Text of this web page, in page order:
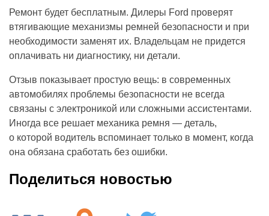
Ремонт будет бесплатным. Дилеры Ford проверят
втягивающие механизмы ремней безопасности и при
необходимости заменят их. Владельцам не придется
оплачивать ни диагностику, ни детали.
Отзыв показывает простую вещь: в современных
автомобилях проблемы безопасности не всегда
связаны с электроникой или сложными ассистентами.
Иногда все решает механика ремня — деталь,
о которой водитель вспоминает только в момент, когда
она обязана сработать без ошибки.
Поделиться новостью